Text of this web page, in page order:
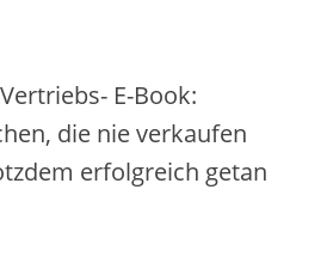
E-Book:
die nie verkaufen
erfolgreich getan